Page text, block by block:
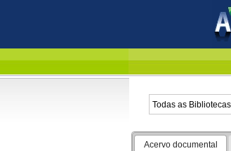
Acervo documental